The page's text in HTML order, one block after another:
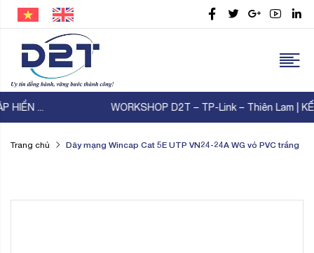
WORKSHOP D2T – TP-Link – Thiên Lam | KẾT NỐI ...
Trang chủ Dây mạng Wincap Cat 5E UTP VN24-24A WG vỏ PVC trắng